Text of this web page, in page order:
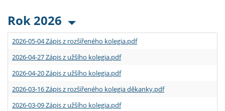
Rok 2026
2026-05-04 Zápis z rozšířeného kolegia.pdf
2026-04-27 Zápis z užšího kolegia.pdf
2026-04-20 Zápis z užšího kolegia.pdf
2026-03-16 Zápis z rozšířeného kolegia děkanky.pdf
2026-03-09 Zápis z užšího kolegia.pdf